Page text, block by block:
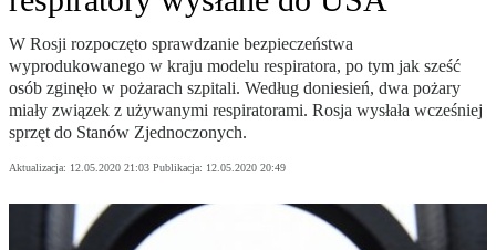
W Rosji rozpoczęto sprawdzanie bezpieczeństwa
wyprodukowanego w kraju modelu respiratora, po tym jak sześć
osób zginęło w pożarach szpitali. Według doniesień, dwa pożary
miały związek z używanymi respiratorami. Rosja wysłała wcześniej
sprzęt do Stanów Zjednoczonych.
Aktualizacja: 12.05.2020 21:03 Publikacja: 12.05.2020 20:49